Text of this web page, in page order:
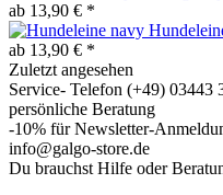
ab 13,90 € *
ab 13,90 € *
Zuletzt angesehen
Service- Telefon (+49) 03443
persönliche Beratung
-10% für Newsletter-
info@galgo-store.de
Du brauchst Hilfe oder